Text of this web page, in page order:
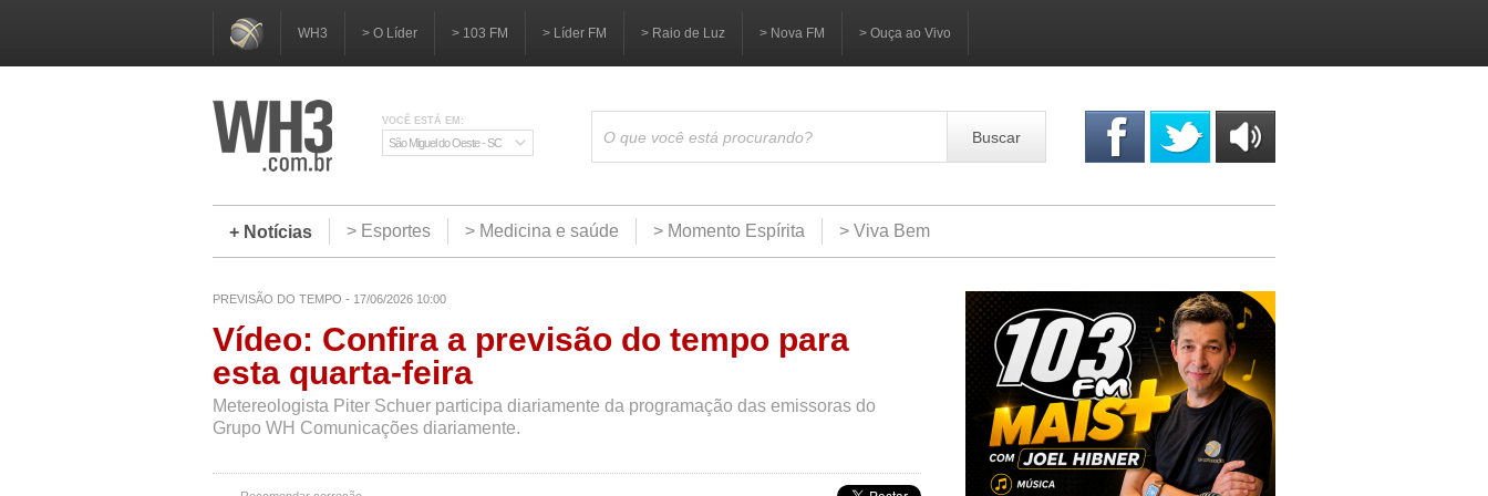
WH3 > O Líder > 103 FM > Líder FM > Raio de Luz > Nova FM > Ouça ao Vivo
VOCÊ ESTÁ EM:
São Miguel do Oeste - SC Buscar
+ Notícias
> Esportes > Medicina e saúde > Momento Espírita > Viva Bem
PREVISÃO DO TEMPO - 17/06/2026 10:00
Vídeo: Confira a previsão do tempo para
esta quarta-feira
Metereologista Piter Schuer participa diariamente da programação das emissoras do
Grupo WH Comunicações diariamente.